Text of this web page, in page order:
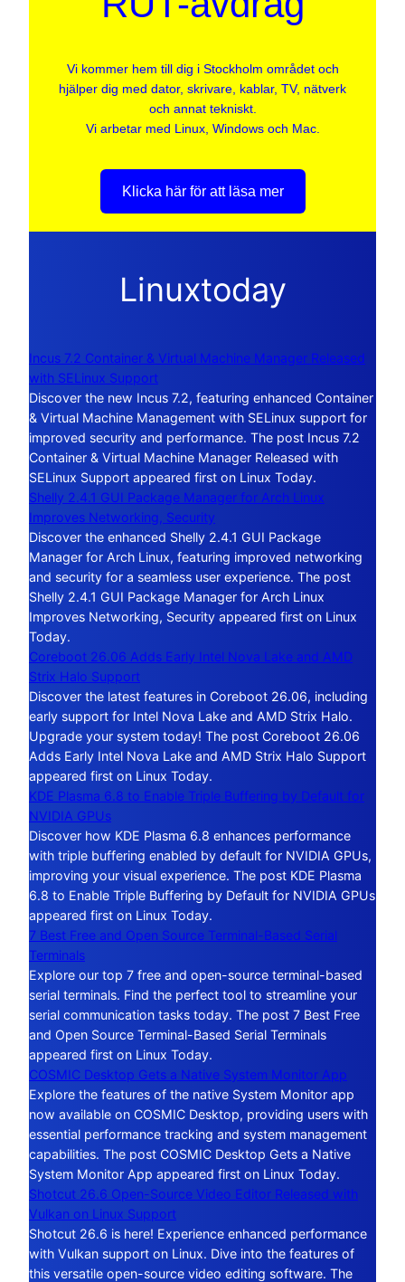
Vi kommer hem till dig i Stockholm området och
hjälper dig med dator, skrivare, kablar, TV, nätverk
och annat tekniskt.
Vi arbetar med Linux, Windows och Mac.
Klicka här för att läsa mer
Linuxtoday
Incus 7.2 Container & Virtual Machine Manager Released
with SELinux Support
Discover the new Incus 7.2, featuring enhanced Container
& Virtual Machine Management with SELinux support for
improved security and performance. The post Incus 7.2
Container & Virtual Machine Manager Released with
SELinux Support appeared first on Linux Today.
Shelly 2.4.1 GUI Package Manager for Arch Linux
Improves Networking, Security
Discover the enhanced Shelly 2.4.1 GUI Package
Manager for Arch Linux, featuring improved networking
and security for a seamless user experience. The post
Shelly 2.4.1 GUI Package Manager for Arch Linux
Improves Networking, Security appeared first on Linux
Today.
Coreboot 26.06 Adds Early Intel Nova Lake and AMD
Strix Halo Support
Discover the latest features in Coreboot 26.06, including
early support for Intel Nova Lake and AMD Strix Halo.
Upgrade your system today! The post Coreboot 26.06
Adds Early Intel Nova Lake and AMD Strix Halo Support
appeared first on Linux Today.
KDE Plasma 6.8 to Enable Triple Buffering by Default for
NVIDIA GPUs
Discover how KDE Plasma 6.8 enhances performance
with triple buffering enabled by default for NVIDIA GPUs,
improving your visual experience. The post KDE Plasma
6.8 to Enable Triple Buffering by Default for NVIDIA GPUs
appeared first on Linux Today.
7 Best Free and Open Source Terminal-Based Serial
Terminals
Explore our top 7 free and open-source terminal-based
serial terminals. Find the perfect tool to streamline your
serial communication tasks today. The post 7 Best Free
and Open Source Terminal-Based Serial Terminals
appeared first on Linux Today.
COSMIC Desktop Gets a Native System Monitor App
Explore the features of the native System Monitor app
now available on COSMIC Desktop, providing users with
essential performance tracking and system management
capabilities. The post COSMIC Desktop Gets a Native
System Monitor App appeared first on Linux Today.
Shotcut 26.6 Open-Source Video Editor Released with
Vulkan on Linux Support
Shotcut 26.6 is here! Experience enhanced performance
with Vulkan support on Linux. Dive into the features of
this versatile open-source video editing software. The